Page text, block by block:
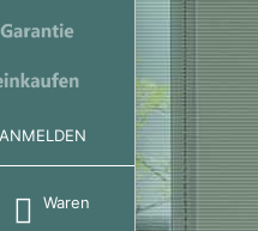
ANMELDEN
aufzurufen.
Waren